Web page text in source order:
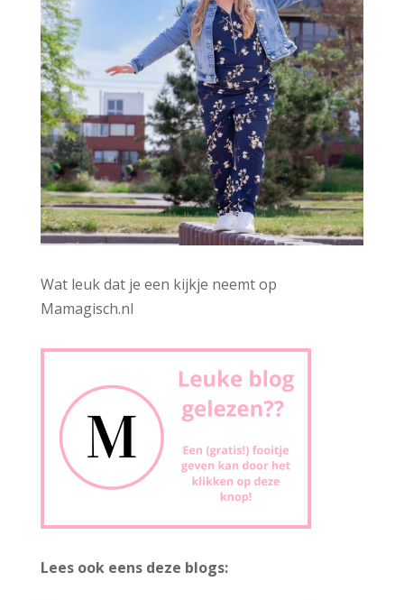
Wat leuk dat je een kijkje neemt op
Mamagisch.nl
Lees ook eens deze blogs: